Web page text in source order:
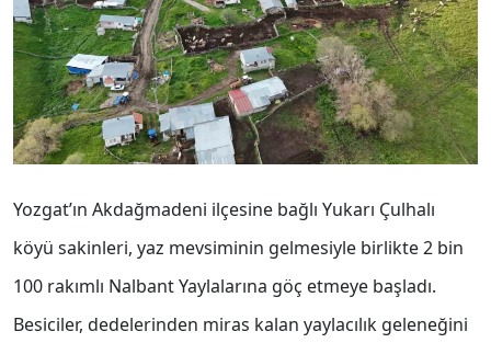
Yozgat’ın Akdağmadeni ilçesine bağlı Yukarı Çulhalı
köyü sakinleri, yaz mevsiminin gelmesiyle birlikte 2 bin
100 rakımlı Nalbant Yaylalarına göç etmeye başladı.
Besiciler, dedelerinden miras kalan yaylacılık geleneğini